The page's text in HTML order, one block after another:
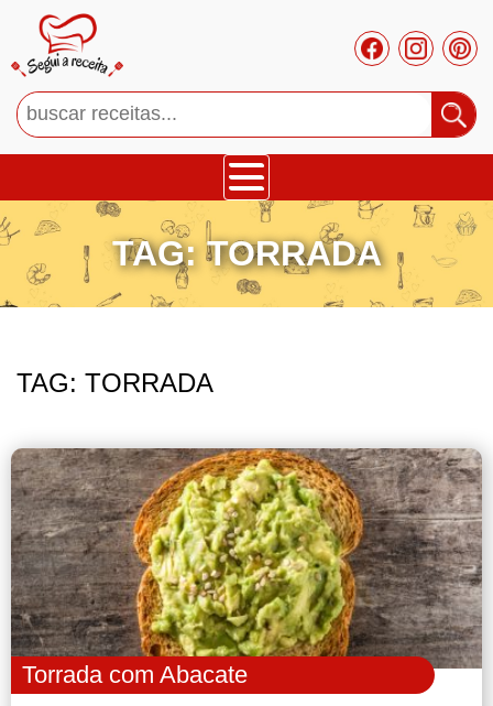
Bolos
Tortas
Salgado
Doce
Pão
Salada
Almoço
TAG:TORRADA
TAG: TORRADA
Torrada com Abacate